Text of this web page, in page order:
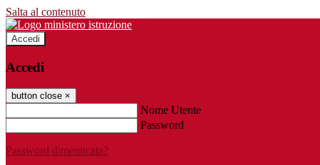
Salta al contenuto
Accedi
Accedi
button close ×
Nome Utente
Password
Password dimenticata?